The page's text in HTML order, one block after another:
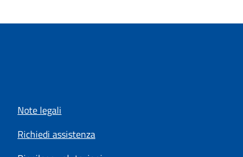
Note legali
Richiedi assistenza